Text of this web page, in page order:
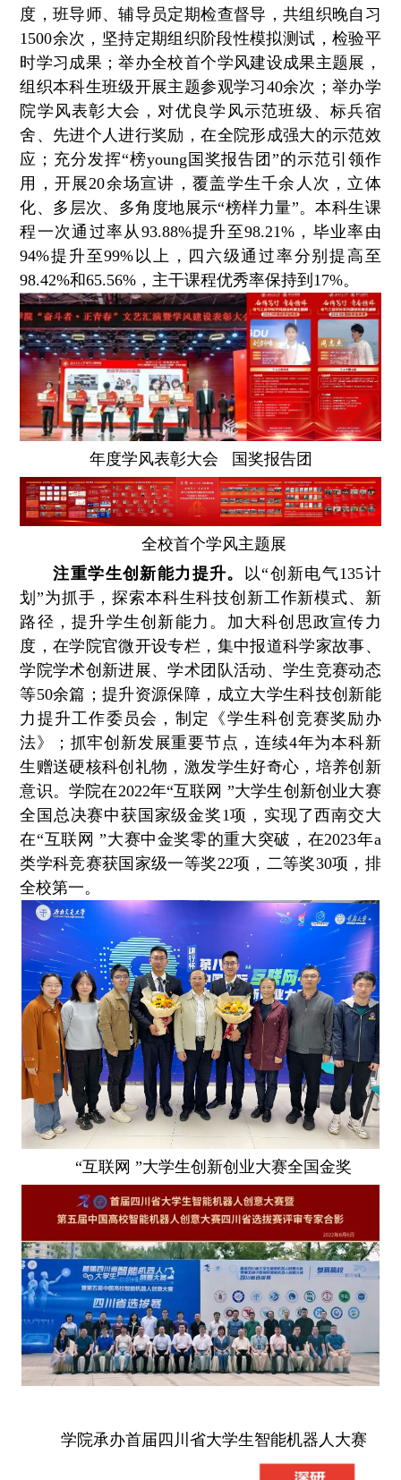
度，班导师、辅导员定期检查督导，共组织晚自习
1500余次，坚持定期组织阶段性模拟测试，检验平
时学习成果；举办全校首个学风建设成果主题展，
组织本科生班级开展主题参观学习40余次；举办学
院学风表彰大会，对优良学风示范班级、标兵宿
舍、先进个人进行奖励，在全院形成强大的示范效
应；充分发挥“榜young国奖报告团”的示范引领作
用，开展20余场宣讲，覆盖学生千余人次，立体
化、多层次、多角度地展示“榜样力量”。本科生课
程一次通过率从93.88%提升至98.21%，毕业率由
94%提升至99%以上，四六级通过率分别提高至
98.42%和65.56%，主干课程优秀率保持到17%。
年度学风表彰大会 国奖报告团
全校首个学风主题展
注重学生创新能力提升。 以“创新电气135计
划”为抓手，探索本科生科技创新工作新模式、新
路径，提升学生创新能力。加大科创思政宣传力
度，在学院官微开设专栏，集中报道科学家故事、
学院学术创新进展、学术团队活动、学生竞赛动态
等50余篇；提升资源保障，成立大学生科技创新能
力提升工作委员会，制定《学生科创竞赛奖励办
法》；抓牢创新发展重要节点，连续4年为本科新
生赠送硬核科创礼物，激发学生好奇心，培养创新
意识。学院在2022年“互联网 ”大学生创新创业大赛
全国总决赛中获国家级金奖1项，实现了西南交大
在“互联网 ”大赛中金奖零的重大突破，在2023年a
类学科竞赛获国家级一等奖22项，二等奖30项，排
全校第一。
“互联网 ”大学生创新创业大赛全国金奖
学院承办首届四川省大学生智能机器人大赛